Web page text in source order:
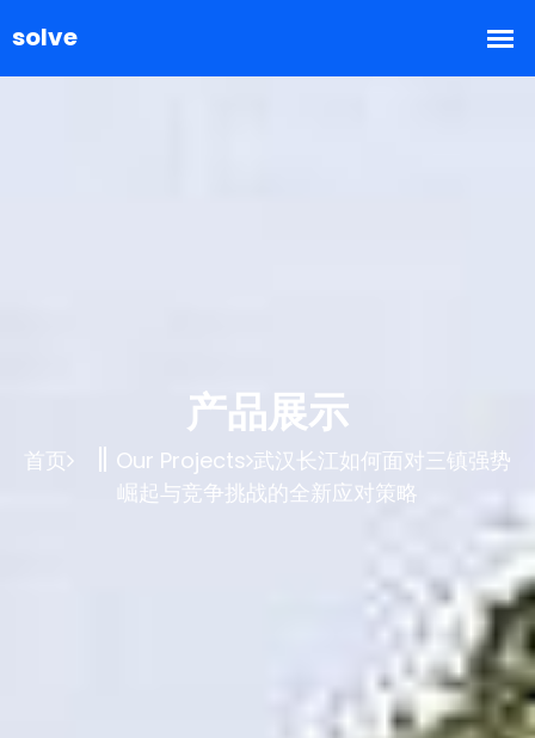
产品展示
首页 Our Projects 武汉长江如何面对三镇强势
崛起与竞争挑战的全新应对策略